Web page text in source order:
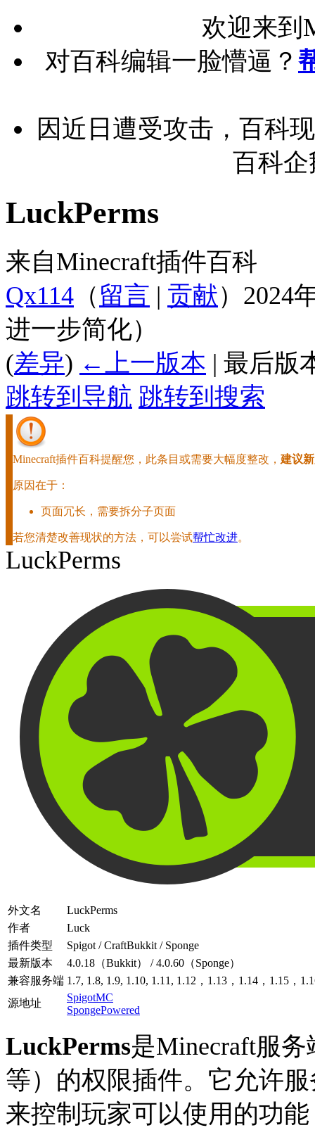
欢迎来到
对百科编辑一脸懵逼？
因近日遭受攻击，百科
百科企
LuckPerms
来自Minecraft插件百科
Qx114 （ 留言 | 贡献） 2024
进一步简化）
(差异) ←上一版本 | 最后版
跳转到导航 跳转到搜索
Minecraft插件百科提醒您，此条目或需要大幅度整改， 建议
原因在于：
页面冗长，需要拆分子页面
若您清楚改善现状的方法，可以尝试帮忙改进。
LuckPerms
外文名
LuckPerms
作者
Luck
插件类型
Spigot / CraftBukkit / Sponge
最新版本
4.0.18（Bukkit） / 4.0.60（Sponge）
兼容服务端 1.7, 1.8, 1.9, 1.10, 1.11, 1.12，1.13，1.14，1.15，
源地址
SpigotMC
SpongePowered
LuckPerms是Minecraft服务
等）的权限插件。它允许
来控制玩家可以使用的功